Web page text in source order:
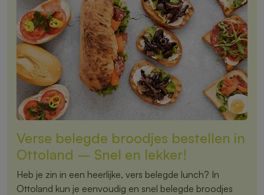
Verse belegde broodjes bestellen in
Ottoland – Snel en lekker!
Heb je zin in een heerlijke, vers belegde lunch? In
Ottoland kun je eenvoudig en snel belegde broodjes